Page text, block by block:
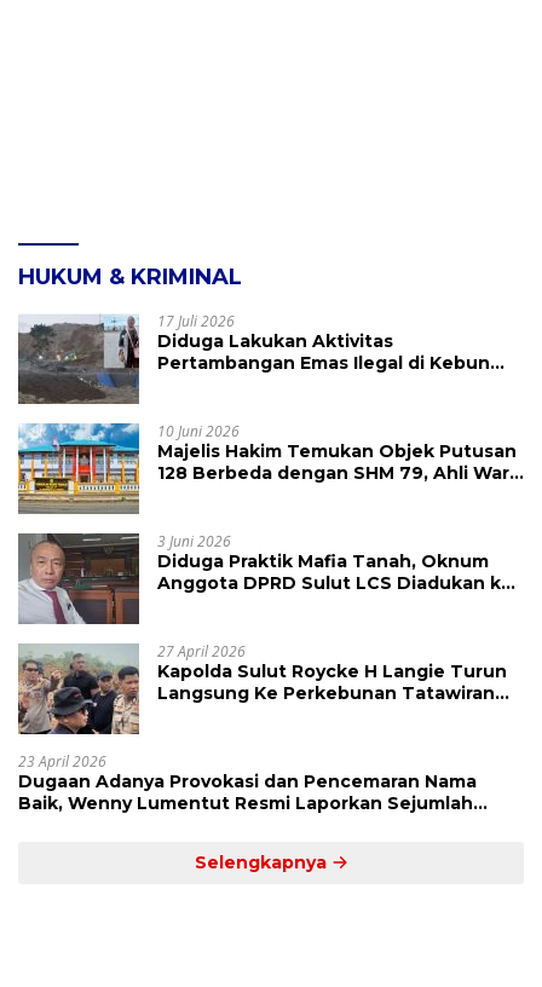
HUKUM & KRIMINAL
17 Juli 2026
Diduga Lakukan Aktivitas
Pertambangan Emas Ilegal di Kebun
10 Juni 2026
Majelis Hakim Temukan Objek Putusan
128 Berbeda dengan SHM 79, Ahli Waris
3 Juni 2026
Diduga Praktik Mafia Tanah, Oknum
Anggota DPRD Sulut LCS Diadukan ke
27 April 2026
Kapolda Sulut Roycke H Langie Turun
Langsung Ke Perkebunan Tatawiran
23 April 2026
Dugaan Adanya Provokasi dan Pencemaran Nama
Baik, Wenny Lumentut Resmi Laporkan Sejumlah
Selengkapnya